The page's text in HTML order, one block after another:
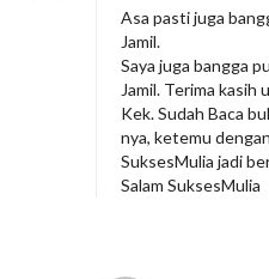
S
e
n
j
a
Asa pasti juga
Jamil.
Saya juga bangga
Jamil. Terima kasih
Kek. Sudah Baca
nya, ketemu
SuksesMulia jadi
Salam SuksesMulia